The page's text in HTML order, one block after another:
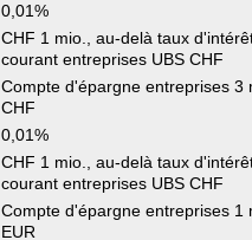
0,01%
CHF 1 mio., au-delà taux
courant entreprises UBS CHF
Compte d'épargne entreprises 3
CHF
0,01%
CHF 1 mio., au-delà taux
courant entreprises UBS CHF
Compte d'épargne entreprises 1
EUR